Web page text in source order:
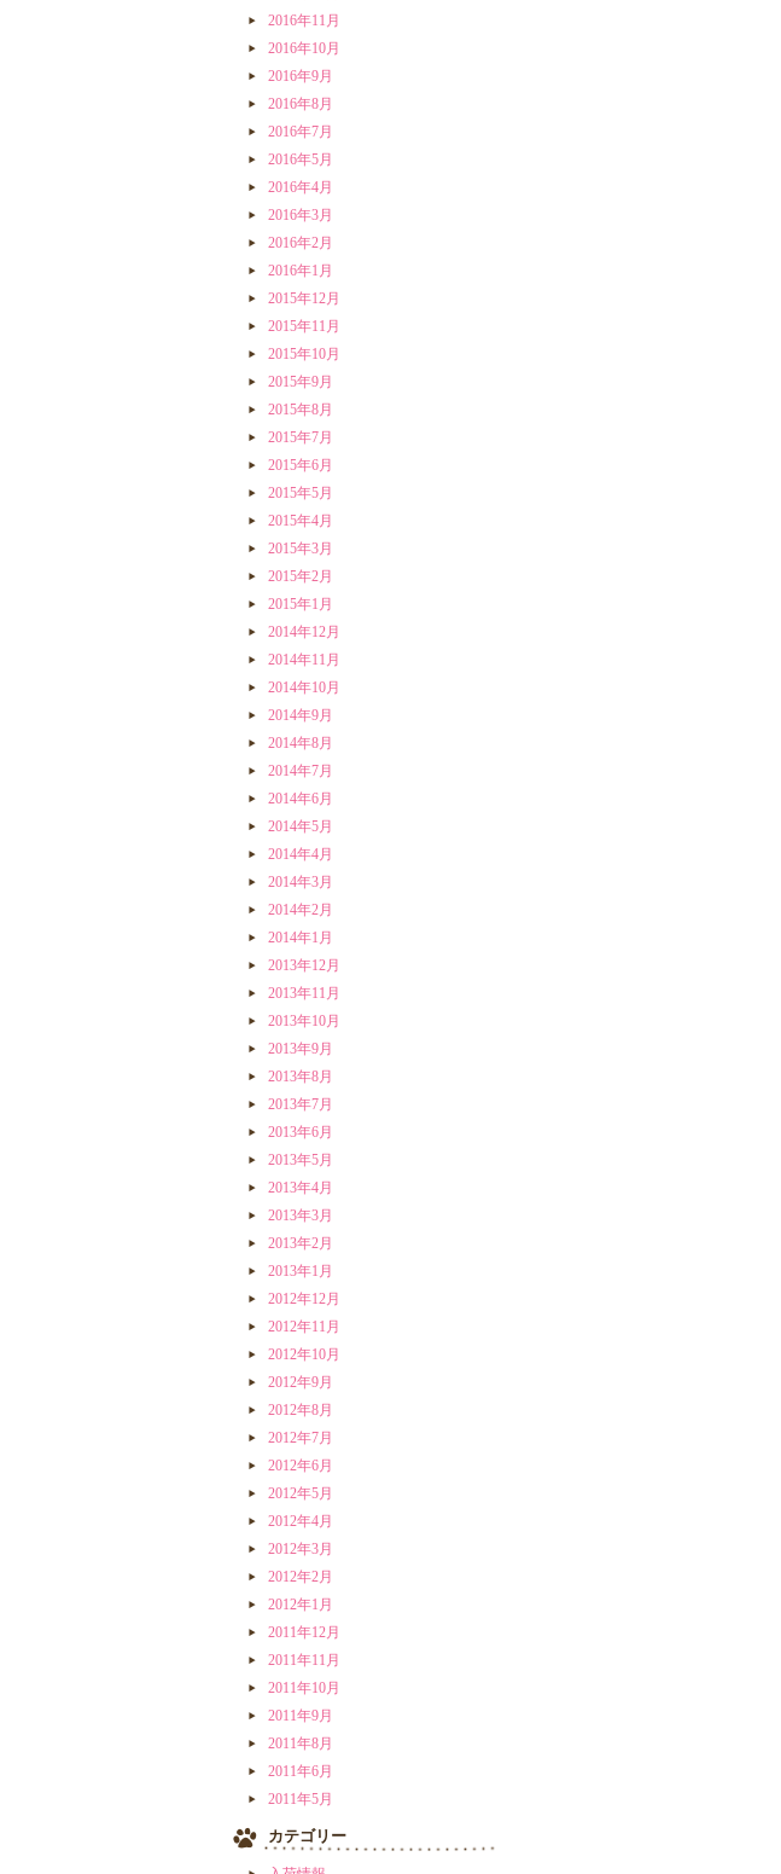
2016年11月
2016年10月
2016年9月
2016年8月
2016年7月
2016年5月
2016年4月
2016年3月
2016年2月
2016年1月
2015年12月
2015年11月
2015年10月
2015年9月
2015年8月
2015年7月
2015年6月
2015年5月
2015年4月
2015年3月
2015年2月
2015年1月
2014年12月
2014年11月
2014年10月
2014年9月
2014年8月
2014年7月
2014年6月
2014年5月
2014年4月
2014年3月
2014年2月
2014年1月
2013年12月
2013年11月
2013年10月
2013年9月
2013年8月
2013年7月
2013年6月
2013年5月
2013年4月
2013年3月
2013年2月
2013年1月
2012年12月
2012年11月
2012年10月
2012年9月
2012年8月
2012年7月
2012年6月
2012年5月
2012年4月
2012年3月
2012年2月
2012年1月
2011年12月
2011年11月
2011年10月
2011年9月
2011年8月
2011年6月
2011年5月
カテゴリー